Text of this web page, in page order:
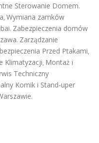
Sterowanie Domem.
, Wymiana zamków
. Zabezpieczenia domów
. Zarządzanie
Przed Ptakami,
Klimatyzacji, Montaż i
Techniczny
Komik i Stand-uper
.